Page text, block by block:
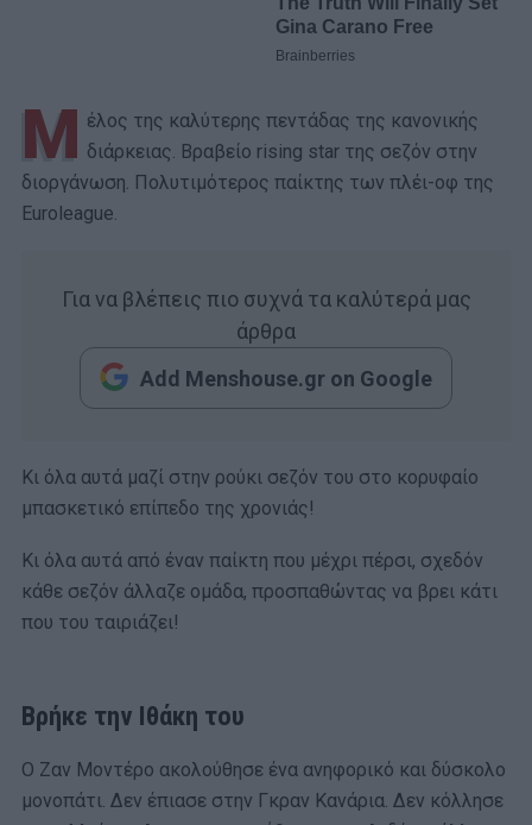
Μ έλος της καλύτερης πεντάδας της κανονικής
διάρκειας. Βραβείο rising star της σεζόν στην
διοργάνωση. Πολυτιμότερος παίκτης των πλέι-οφ της
Euroleague.
Για να βλέπεις πιο συχνά τα καλύτερά μας
άρθρα
Add Menshouse.gr on Google
Κι όλα αυτά μαζί στην ρούκι σεζόν του στο κορυφαίο
μπασκετικό επίπεδο της χρονιάς!
Κι όλα αυτά από έναν παίκτη που μέχρι πέρσι, σχεδόν
κάθε σεζόν άλλαζε ομάδα, προσπαθώντας να βρει κάτι
που του ταιριάζει!
Βρήκε την Ιθάκη του
Ο Ζαν Μοντέρο ακολούθησε ένα ανηφορικό και δύσκολο
μονοπάτι. Δεν έπιασε στην Γκραν Κανάρια. Δεν κόλλησε